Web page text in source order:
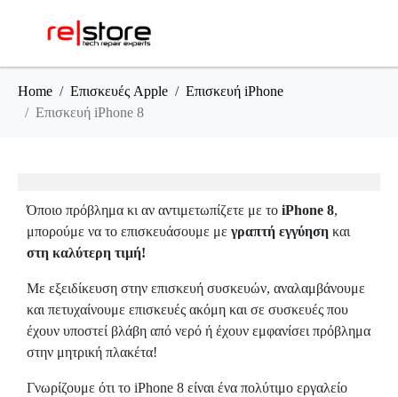
Home Επισκευές Apple
Επισκευή iPhone
Επισκευή iPhone 8
Όποιο πρόβλημα κι αν αντιμετωπίζετε με το iPhone 8,
μπορούμε να το επισκευάσουμε με γραπτή εγγύηση και
στη καλύτερη τιμή!
Με εξειδίκευση στην επισκευή συσκευών, αναλαμβάνουμε
και πετυχαίνουμε επισκευές ακόμη και σε συσκευές που
έχουν υποστεί βλάβη από νερό ή έχουν εμφανίσει πρόβλημα
στην μητρική πλακέτα!
Γνωρίζουμε ότι το iPhone 8 είναι ένα πολύτιμο εργαλείο